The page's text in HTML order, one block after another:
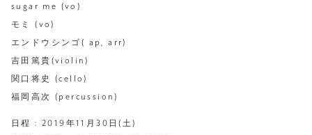
sugar me (vo)
モミ (vo)
エンドウシンゴ( ap, arr)
吉田篤貴(violin)
関口将史 (cello)
福岡高次 (percussion)
日程 : 2019年11月30日(土)